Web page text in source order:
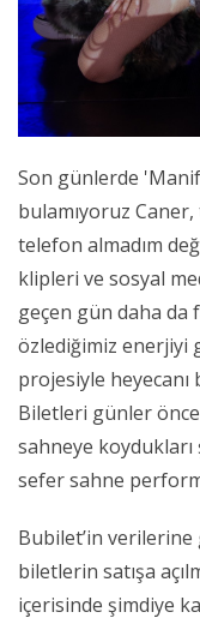
Son günlerde
bulamıyoruz Caner,
telefon almadım
klipleri ve sosyal
geçen gün daha
özlediğimiz enerjiyi
projesiyle
Biletleri günler
sahneye
sefer sahne
Bubilet’in
biletlerin satışa
içerisinde şimdiye